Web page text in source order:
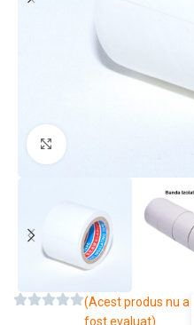
(Acest produs nu a
fost evaluat)